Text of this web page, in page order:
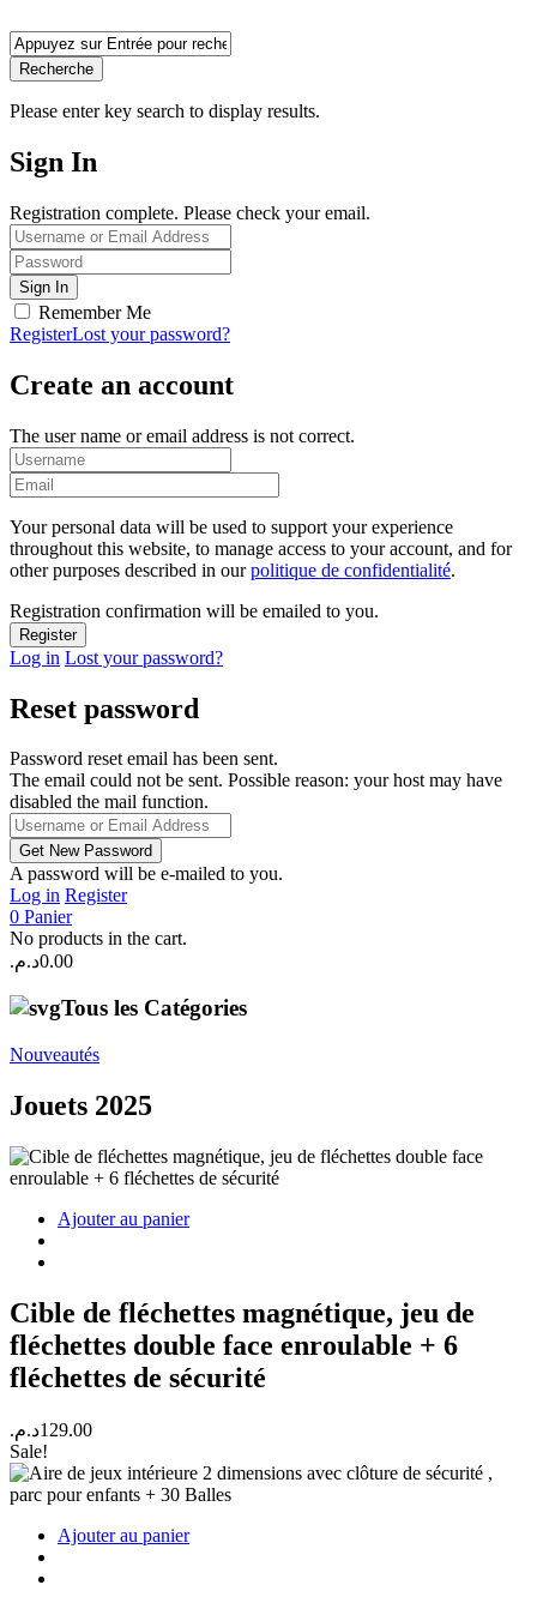
Recherche
Please enter key search to display results.
Sign In
Registration complete. Please check your email.
Remember Me
RegisterLost your password?
Create an account
The user name or email address is not correct.
Your personal data will be used to support your experience
throughout this website, to manage access to your account, and for
other purposes described in ourpolitique de confidentialité.
Registration confirmation will be emailed to you.
Log in Lost your password?
Reset password
Password reset email has been sent.
The email could not be sent. Possible reason: your host may have
disabled the mail function.
A password will be e-mailed to you.
Log in Register
0 Panier
No products in the cart.
0.00د.م.
Tous les Catégories
Nouveautés
Jouets 2025
Ajouter au panier
Cible de fléchettes magnétique, jeu de
fléchettes double face enroulable + 6
fléchettes de sécurité
129.00د.م.
Sale!
Ajouter au panier